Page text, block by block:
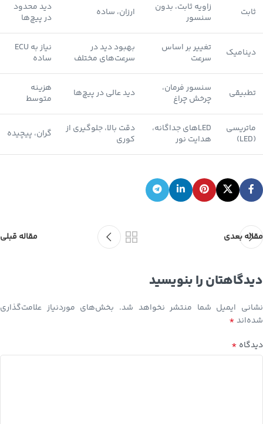
ثابت
زاویه ثابت، بدون
سنسور
ارزان، ساده
دید محدود
در پیچ‌ها
دینامیک
تغییر بر اساس
سرعت
بهبود دید در
سرعت‌های مختلف
نیاز به ECU
ساده
تطبیقی
سنسور فرمان،
چرخش چراغ
دید عالی در پیچ‌ها
هزینه
متوسط
ماتریسی
(LED)
LEDهای جداگانه،
هدایت نور
دقت بالا، جلوگیری از
کوری
گران، پیچیده
مقاله بعدی مقاله قبلی
دیدگاهتان را بنویسید
نشانی ایمیل شما منتشر نخواهد شد. بخش‌های موردنیاز علامت‌گذاری
شده‌اند*
دیدگاه *